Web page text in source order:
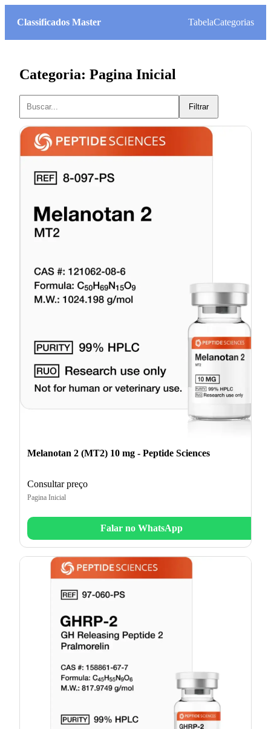
Classificados Master TabelaCategorias
Categoria: Pagina Inicial
Filtrar
Melanotan 2 (MT2) 10 mg - Peptide Sciences
Consultar preço
Pagina Inicial
Falar no WhatsApp